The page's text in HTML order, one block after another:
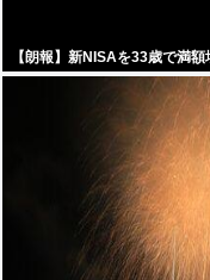
【朗報】新NISAを33歳で満